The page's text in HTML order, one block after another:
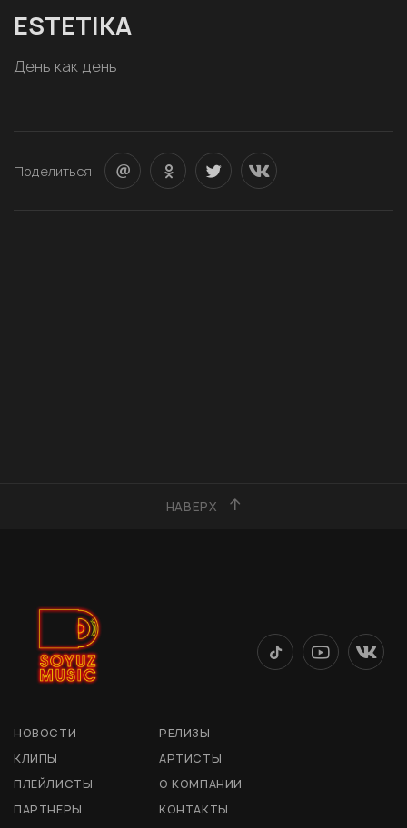
ESTETIKA
День как день
Поделиться:
НАВЕРХ
НОВОСТИ
РЕЛИЗЫ
КЛИПЫ
АРТИСТЫ
ПЛЕЙЛИСТЫ
О КОМПАНИИ
ПАРТНЕРЫ
КОНТАКТЫ